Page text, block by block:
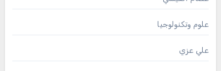
علوم وتكنولوجيا
علي عزي